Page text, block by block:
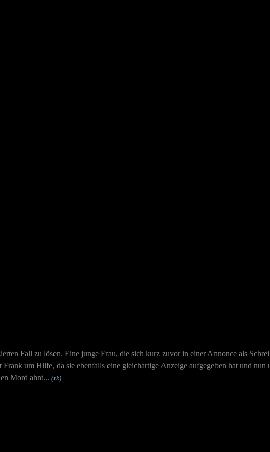
Fall zu lösen. Eine junge Frau, die sich kurz zuvor in einer Annonce als
um Hilfe, da sie ebenfalls eine gleichartige Anzeige aufgegeben hat und
Mord ahnt... (rk)